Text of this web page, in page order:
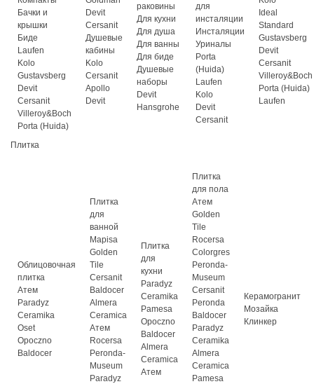
Бачки и
крышки
Биде
Laufen
Kolo
Gustavsberg
Devit
Cersanit
Villeroy&Boch
Porta (Huida)
Devit
Cersanit
Душевые
кабины
Kolo
Cersanit
Apollo
Devit
раковины
Для кухни
Для душа
Для ванны
Для биде
Душевые
наборы
Devit
Hansgrohe
для
инсталяции
Инсталяции
Уриналы
Porta
(Huida)
Laufen
Kolo
Devit
Cersanit
Ideal
Standard
Gustavsberg
Devit
Cersanit
Villeroy&Boch
Porta (Huida)
Laufen
Плитка
Облицовочная
плитка
Атем
Paradyz
Ceramika
Oset
Opoczno
Baldocer
Плитка
для
ванной
Mapisa
Golden
Tile
Cersanit
Baldocer
Almera
Ceramica
Атем
Rocersa
Peronda-
Museum
Paradyz
Плитка
для
кухни
Paradyz
Ceramika
Pamesa
Opoczno
Baldocer
Almera
Ceramica
Атем
Плитка
для пола
Атем
Golden
Tile
Rocersa
Colorgres
Peronda-
Museum
Cersanit
Peronda
Baldocer
Paradyz
Ceramika
Almera
Ceramica
Pamesa
Керамогранит
Мозайка
Клинкер